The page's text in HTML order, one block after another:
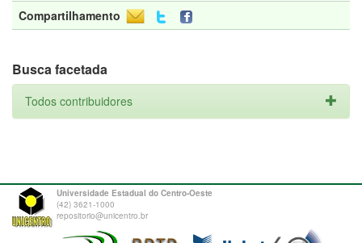
Compartilhamento
Busca facetada
Todos contribuidores
Universidade Estadual do Centro-Oeste
(42) 3621-1000
repositorio@unicentro.br